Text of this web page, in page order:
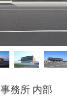
事務所 内部